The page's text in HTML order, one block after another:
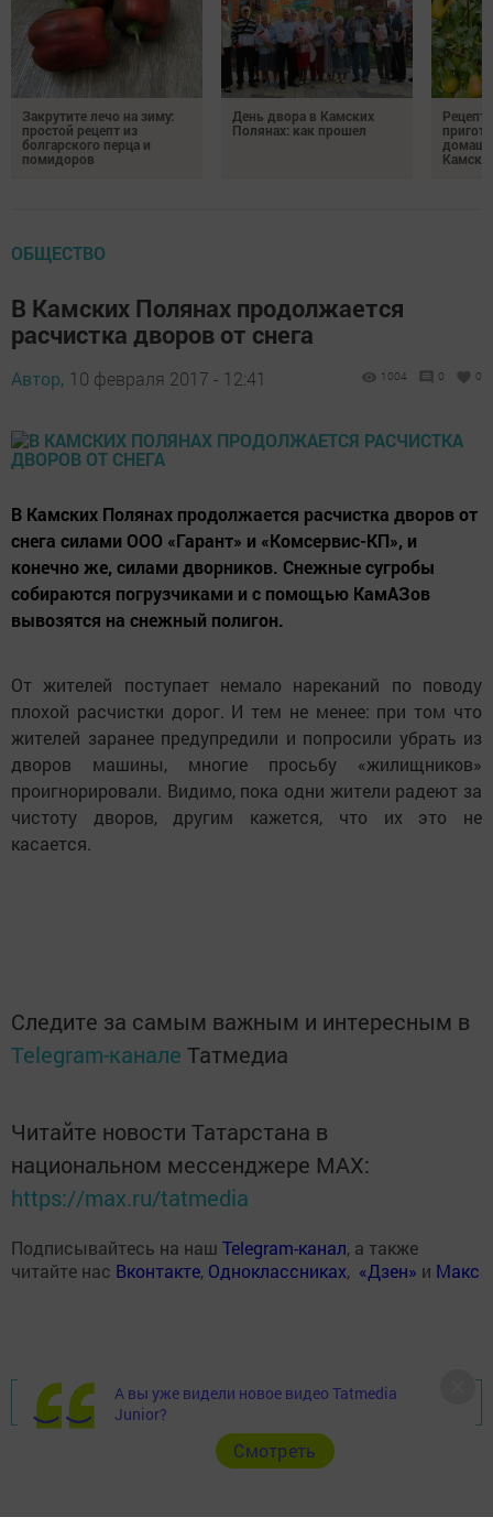
Закрутите лечо на зиму:
простой рецепт из
болгарского перца и
помидоров
День двора в Камских
Полянах: как прошел
ОБЩЕСТВО
В Камских Полянах продолжается
расчистка дворов от снега
Автор, 10 февраля 2017 - 12:41 1004 0 0
В Камских Полянах продолжается расчистка дворов от
снега силами ООО «Гарант» и «Комсервис-КП», и
конечно же, силами дворников. Снежные сугробы
собираются погрузчиками и с помощью КамАЗов
вывозятся на снежный полигон.
От жителей поступает немало нареканий по поводу
плохой расчистки дорог. И тем не менее: при том что
жителей заранее предупредили и попросили убрать из
дворов машины, многие просьбу «жилищников»
проигнорировали. Видимо, пока одни жители радеют за
чистоту дворов, другим кажется, что их это не
касается.
Следите за самым важным и интересным в
Telegram-канале Татмедиа
Читайте новости Татарстана в
национальном мессенджере MАХ:
https://max.ru/tatmedia
Подписывайтесь на наш Telegram-канал, а также
читайте нас Вконтакте, Одноклассниках, «Дзен» и Макс
Перейти на страницу новости
А вы уже видели новое видео Tatmedia
Junior?
Cмотреть